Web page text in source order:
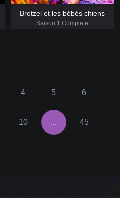
Bretzel et les bébés chiens
Saison 1 Complete
4 5 6
10 ... 45